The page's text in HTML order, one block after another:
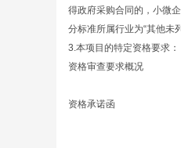
得政府采购合同的，小微
分标准所属行业为“其他未
3.本项目的特定资格要求：
资格审查要求概况
资格承诺函